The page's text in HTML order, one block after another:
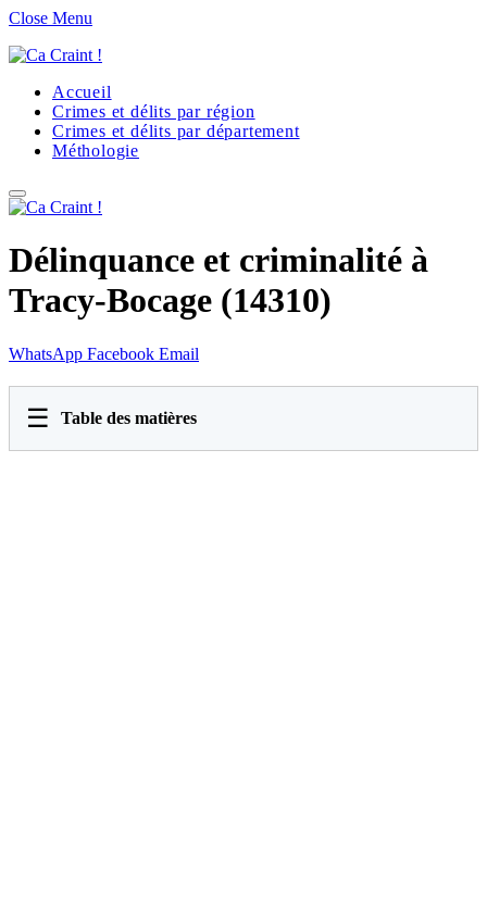
Close Menu
Accueil
Crimes et délits par région
Crimes et délits par département
Méthologie
Délinquance et criminalité à
Tracy-Bocage (14310)
WhatsApp Facebook Email
☰ Table des matières